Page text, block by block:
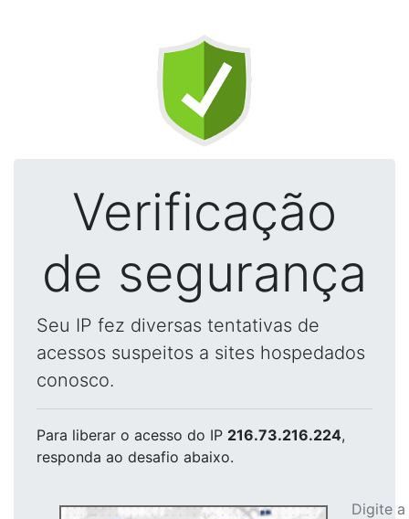
Verificação
de segurança
Seu IP fez diversas tentativas de
acessos suspeitos a sites hospedados
conosco.
Para liberar o acesso do IP 216.73.216.224,
responda ao desafio abaixo.
Digite